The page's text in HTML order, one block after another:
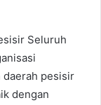
Seluruh
daerah pesisir
dengan